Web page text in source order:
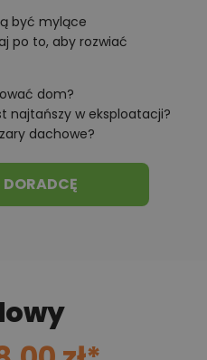
być mylące
po to, aby rozwiać
dom?
najtańszy w eksploatacji?
dachowe?